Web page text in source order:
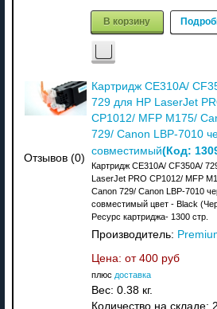
В корзину
Отзывов (0)
Картридж CE310A/
729 для HP LaserJet
CP1012/ MFP M175/
729/ Canon LBP-7010
совместимый(Код:
Картридж CE310A/ CF350A/
LaserJet PRO CP1012/ MFP
Canon 729/ Canon LBP-7010
совместимый цвет - Black
Ресурс картриджа- 1300 стр.
Производитель:
Цена: от 400 руб
плюс доставка
Вес: 0.38 кг.
Количество на складе: